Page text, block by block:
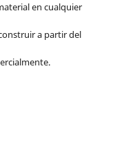
en cualquier
a partir del